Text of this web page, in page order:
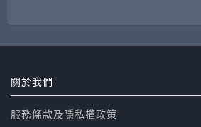
關於我們
服務條款及隱私權政策